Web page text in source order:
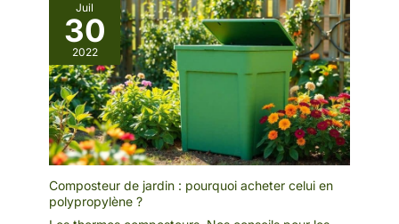
Juil
30
2022
Composteur de jardin : pourquoi acheter celui en
polypropylène ?